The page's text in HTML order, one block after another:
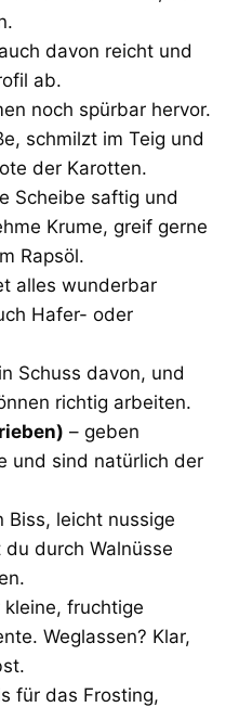
davon reicht und
ab.
noch spürbar hervor.
schmilzt im Teig und
der Karotten.
Scheibe saftig und
Krume, greif gerne
Rapsöl.
alles wunderbar
Hafer- oder
Schuss davon, und
richtig arbeiten.
– geben
und sind natürlich der
Biss, leicht nussige
durch Walnüsse
fruchtige
Weglassen? Klar,
für das Frosting,